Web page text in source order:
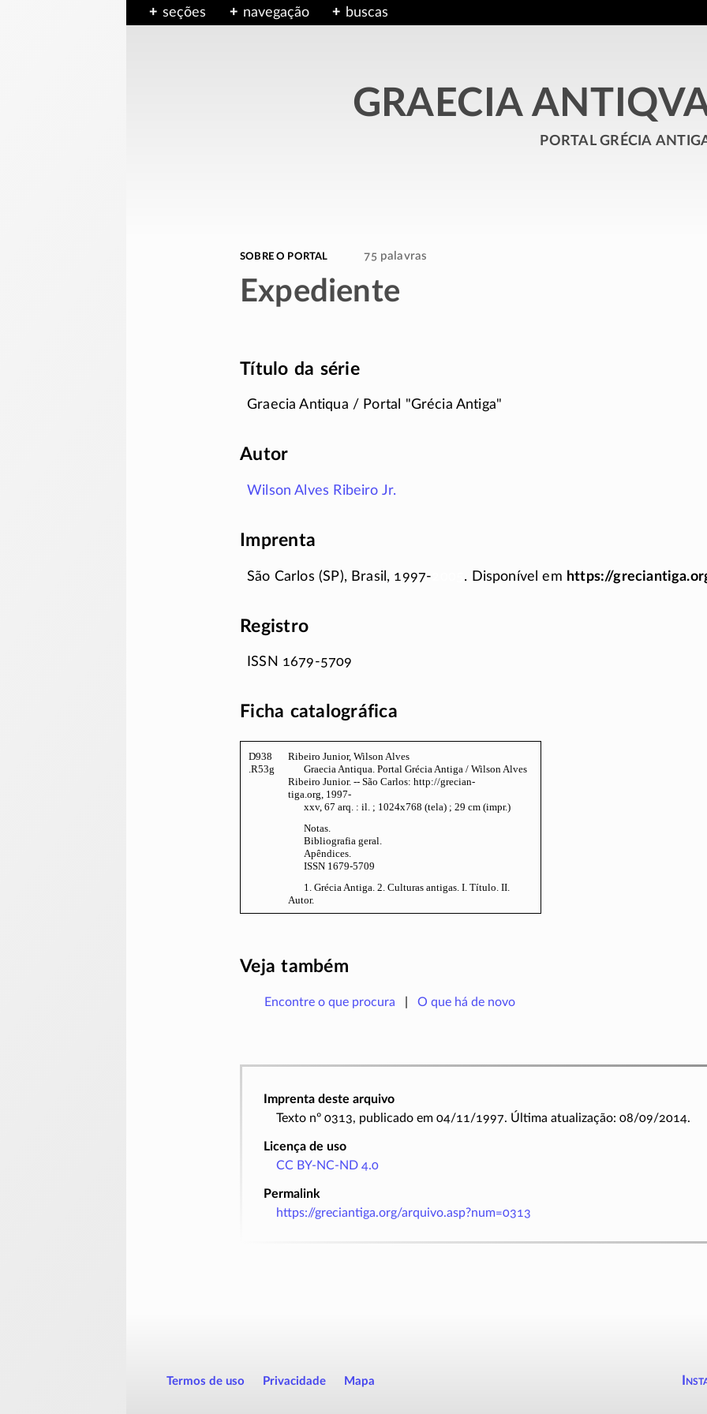
seções navegação buscas
GRAECIA
portal grécia
sobre o portal 75 palavras
Expediente
Título da série
Graecia Antiqua / Portal Grécia Antiga
Autor
Wilson Alves Ribeiro Jr.
Imprenta
São Carlos (SP), Brasil, 1997- . Disponível em https://
Registro
ISSN 1679-5709
Ficha catalográfica
D938
.R53g
Ribeiro Junior, Wilson Alves
Graecia Antiqua. Portal Grécia Antiga / Wilson Alves
Ribeiro Junior. -- São Carlos: http://grecian-
tiga.org, 1997-
xxv, 67 arq. : il. ; 1024x768 (tela) ; 29 cm (impr.)
Notas.
Bibliografia geral.
Apêndices.
ISSN 1679-5709
1. Grécia Antiga. 2. Culturas antigas. I. Título. II.
Autor.
Veja também
Encontre o que procura O que há de novo
Imprenta deste arquivo
Texto nº 0313, publicado em 04/11/1997. Última atualização: 08/09/2014.
Licença de uso
CC BY-NC-ND 4.0
Permalink
https://greciantiga.org/arquivo.asp?num=0313
Termos de uso Privacidade Mapa